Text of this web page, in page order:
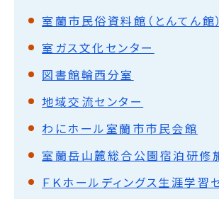
室蘭市民俗資料館（とんてん館）
室ガス文化センター
図書館輪西分室
地域交流センター
わにホール室蘭市市民会館